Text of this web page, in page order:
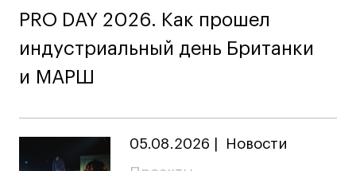
PRO DAY 2026. Как прошел
индустриальный день Британки
и МАРШ
05.08.2026 Новости